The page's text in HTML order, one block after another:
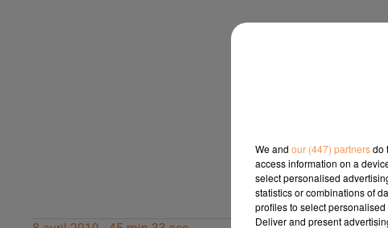
We and our (447) partnersdo
access information on a
select personalised
statistics or combinations of
profiles to select
Deliver and present